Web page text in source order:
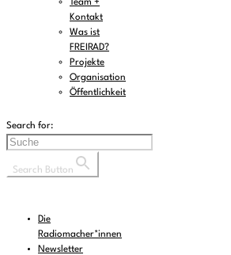
Team +
Kontakt
Was ist
FREIRAD?
Projekte
Organisation
Öffentlichkeit
Search for:
Search Button
Die
Radiomacher*innen
Newsletter